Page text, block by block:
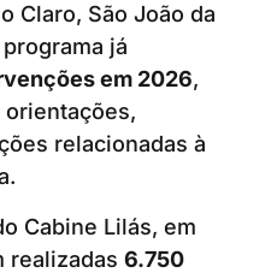
Claro, São João da
já
em 2026,
relacionadas à
Cabine Lilás, em
realizadas 6.750